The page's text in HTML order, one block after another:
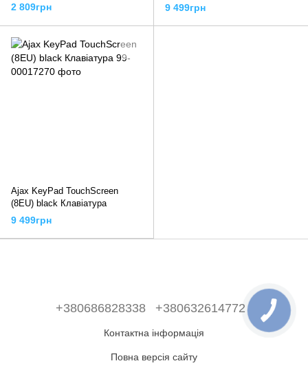
2 809грн 9 499грн
Ajax KeyPad TouchScreen
(8EU) black Клавіатура
9 499грн
+380686828338 +380632614772
Контактна інформація
Повна версія сайту